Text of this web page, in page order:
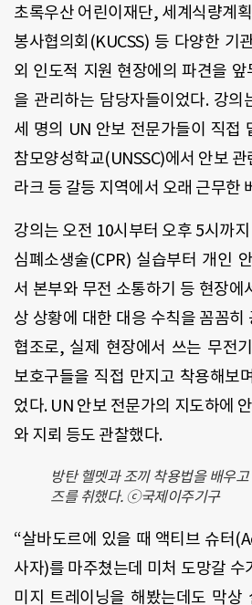
초록우산 어린이재단, 세계식량계
봉사협의회(KUCSS) 등 다양한 기
외 인도적 지원 현장에의 파견을
을 관리하는 담당자들이었다. 강
세 명의 UN 안보 전문가들이 직접
참모양성학교(UNSSC)에서 안보 관
라크 등 갈등 지역에서 오래 근무한
강의는 오전 10시부터 오후 5시까
심폐소생술(CPR) 실습부터 개인
서 본부와 무전 소통하기 등 현장에
상 상황에 대한 대응 수칙을 꼼꼼히
협조로, 실제 현장에서 쓰는 무전
보호구들을 직접 만지고 착용해보
었다. UN 안보 전문가의 지도하에
와 지뢰 등도 관찰했다.
방탄 헬멧과 조끼 착용법을 배우
즈를 취했다. ⓒ국제이주기구
“살바도르에 있을 때 액티브 슈터
사자)를 마주쳤는데 미처 도망갈 수
미지 트레이닝을 해봤는데도 막상